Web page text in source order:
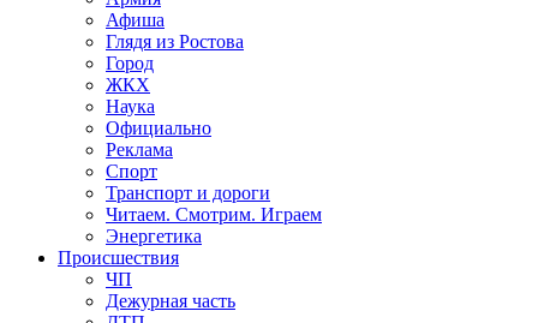
Афиша
Глядя из Ростова
Город
ЖКХ
Наука
Официально
Реклама
Спорт
Транспорт и дороги
Читаем. Смотрим. Играем
Энергетика
Происшествия
ЧП
Дежурная часть